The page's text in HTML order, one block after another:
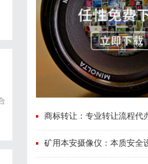
商标转让：专业转让流程代办，
矿用本安摄像仪：本质安全设计，井